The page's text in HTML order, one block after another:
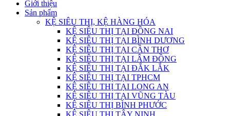
Giới thiệu
Sản phẩm
KỆ SIÊU THỊ, KỆ HÀNG HÓA
KỆ SIÊU THỊ TẠI ĐỒNG NAI
KỆ SIÊU THỊ TẠI BÌNH DƯƠNG
KỆ SIÊU THỊ TẠI CẦN THƠ
KỆ SIÊU THỊ TẠI LÂM ĐỒNG
KỆ SIÊU THỊ TẠI ĐẮK LẮK
KỆ SIÊU THỊ TẠI TPHCM
KỆ SIÊU THỊ TẠI LONG AN
KỆ SIÊU THỊ TẠI VŨNG TÀU
KỆ SIÊU THỊ BÌNH PHƯỚC